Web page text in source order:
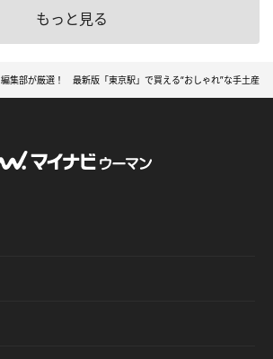
もっと見る
編集部が厳選！ 最新版「東京駅」で買える“おしゃれ”な手土産5選